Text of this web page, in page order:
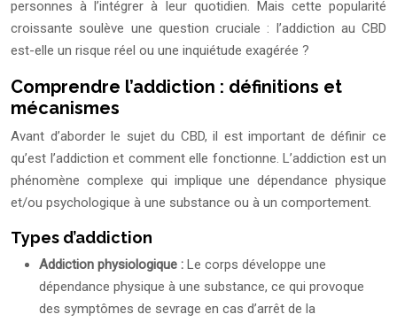
personnes à l’intégrer à leur quotidien. Mais cette popularité
croissante soulève une question cruciale : l’addiction au CBD
est-elle un risque réel ou une inquiétude exagérée ?
Comprendre l’addiction : définitions et
mécanismes
Avant d’aborder le sujet du CBD, il est important de définir ce
qu’est l’addiction et comment elle fonctionne. L’addiction est un
phénomène complexe qui implique une dépendance physique
et/ou psychologique à une substance ou à un comportement.
Types d’addiction
Addiction physiologique : Le corps développe une
dépendance physique à une substance, ce qui provoque
des symptômes de sevrage en cas d’arrêt de la